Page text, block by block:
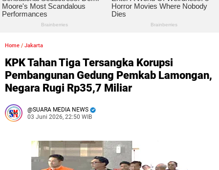
Home / Jakarta
KPK Tahan Tiga Tersangka Korupsi
Pembangunan Gedung Pemkab Lamongan,
Negara Rugi Rp35,7 Miliar
SUARA MEDIA NEWS
03 Juni 2026, 22:50 WIB